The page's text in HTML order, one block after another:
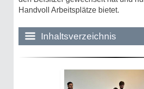
Handvoll Arbeitsplätze bietet.
Inhaltsverzeichnis
Die dunkle Seite